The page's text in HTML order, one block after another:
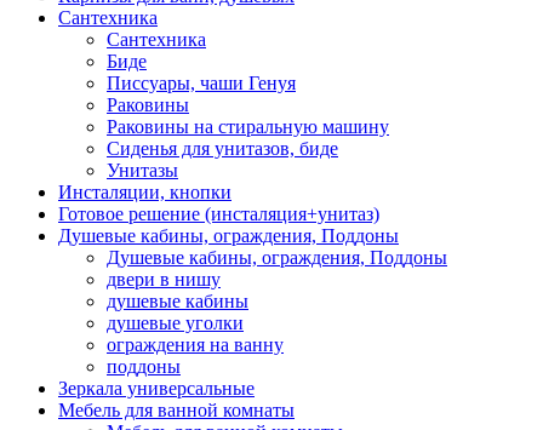
Сантехника
Сантехника
Биде
Писсуары, чаши Генуя
Раковины
Раковины на стиральную машину
Сиденья для унитазов, биде
Унитазы
Инсталяции, кнопки
Готовое решение (инсталяция+унитаз)
Душевые кабины, ограждения, Поддоны
Душевые кабины, ограждения, Поддоны
двери в нишу
душевые кабины
душевые уголки
ограждения на ванну
поддоны
Зеркала универсальные
Мебель для ванной комнаты